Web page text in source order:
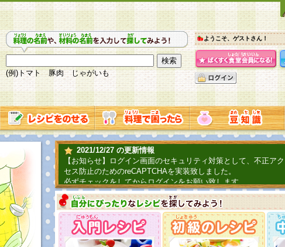
(例)トマト 豚肉 じゃがいも
ようこそ、ゲストさん！
2021/12/27 の更新情報
【お知らせ】ログイン画面のセキュリティ対策として、不正アク
セス防止のためのreCAPTCHAを実装致しました。
必ずチェックをしてからログインをお願い致します。
2019/06/04 の更新情報
ファーマ村からコーンシェフが簡単レシピを紹介するよ！こちら
2018/07/01 の更新情報
チャレンジ企画第三弾！お母さん、お父さんへ日頃の感謝をこめ